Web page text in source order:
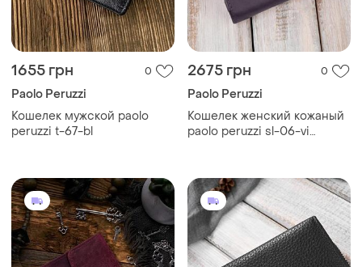
1655 грн 0
Paolo Peruzzi
Кошелек мужской paolo
peruzzi t-67-bl
2675 грн 0
Paolo Peruzzi
Кошелек женский кожаный
paolo peruzzi sl-06-vi